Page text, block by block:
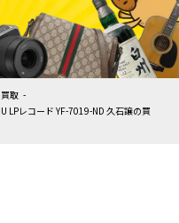
取
LPレコード YF-7019-ND 久石譲の買